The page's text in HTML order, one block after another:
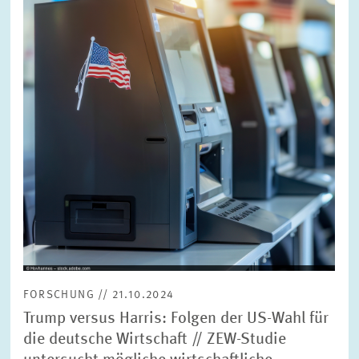
FORSCHUNG // 21.10.2024
Trump versus Harris: Folgen der US-Wahl für
die deutsche Wirtschaft // ZEW-Studie